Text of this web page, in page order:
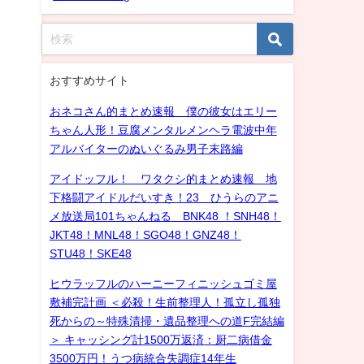
おすすめサイト
おネコさん的まとめ速報 僕の彼女はエリー
ちゃん人形！豆腐メンタルメンヘラ電波中年
アルバイターのぬいぐるみ男子末路編
アイドッフル！ ワタクシ的まとめ速報 地
下格闘アイドルだいすき！23 ひうらのアニ
メ放送局101ちゃんねる BNK48 ！SNH48！
JKT48！MNL48！SGO48！GNZ48！
STU48！SKE48
ヒウラッフルのハーニーフィニッシュゴミ屋
敷補完計画 ＜必殺！生前整理人！孤立し孤独
死からの～特殊清掃・遺品整理への道F完結編
＞ キャッシング計1500万返済：厨二病借金
3500万円！うつ病統合失調症14年生